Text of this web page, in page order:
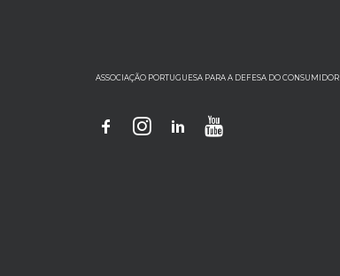
ASSOCIAÇÃO PORTUGUESA PARA A DEFESA DO CONSUMIDOR